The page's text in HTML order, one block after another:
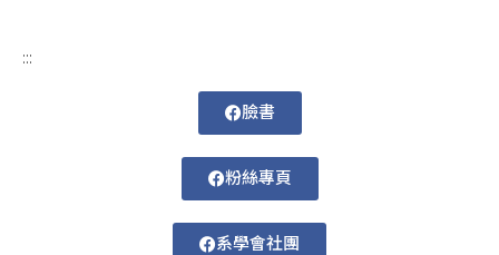
:::
臉書
粉絲專頁
系學會社團